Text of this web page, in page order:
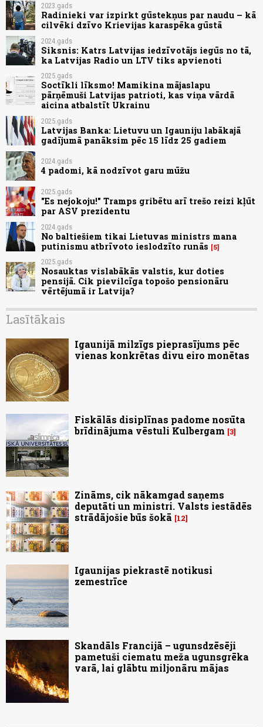
2023.gads
Radinieki var izpirkt gūstekņus par naudu – kā
cilvēki dzīvo Krievijas karaspēka gūstā
2024.gads
Siksnis: Katrs Latvijas iedzīvotājs iegūs no tā,
ka Latvijas Radio un LTV tiks apvienoti
2025.gads
Soctīkli līksmo! Mamikina mājaslapu
pārņēmuši Latvijas patrioti, kas viņa vārdā
aicina atbalstīt Ukrainu
2025.gads
Latvijas Banka: Lietuvu un Igauniju labākajā
gadījumā panāksim pēc 15 līdz 25 gadiem
2024.gads
4 padomi, kā nodzīvot garu mūžu
2025.gads
"Es nejokoju!" Tramps gribētu arī trešo reizi kļūt
par ASV prezidentu
2024.gads
No baltiešiem tikai Lietuvas ministrs mana
putinismu atbrīvoto ieslodzīto runās
5
2025.gads
Nosauktas vislabākās valstis, kur doties
pensijā. Cik pievilcīga topošo pensionāru
vērtējumā ir Latvija?
Lasītākais
Igaunijā milzīgs pieprasījums pēc
vienas konkrētas divu eiro monētas
Fiskālās disiplīnas padome nosūta
brīdinājuma vēstuli Kulbergam 3
Zināms, cik nākamgad saņems
deputāti un ministri. Valsts iestādēs
strādājošie būs šokā
12
Igaunijas piekrastē notikusi
zemestrīce
Skandāls Francijā – ugunsdzēsēji
pametuši ciematu meža ugunsgrēka
varā, lai glābtu miljonāru mājas